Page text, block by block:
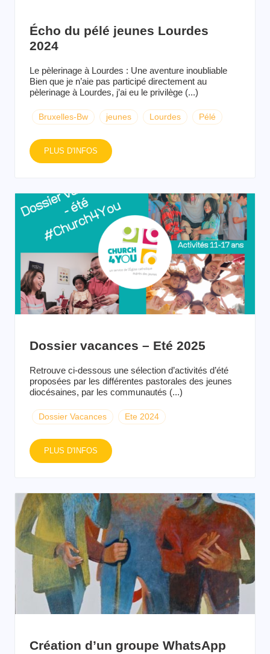
Écho du pélé jeunes Lourdes
2024
Le pèlerinage à Lourdes : Une aventure inoubliable
Bien que je n’aie pas participé directement au
pèlerinage à Lourdes, j’ai eu le privilège (...)
Bruxelles-Bw jeunes Lourdes Pélé
PLUS D'INFOS
Dossier vacances – Eté 2025
Retrouve ci-dessous une sélection d’activités d’été
proposées par les différentes pastorales des jeunes
diocésaines, par les communautés (...)
Dossier Vacances Ete 2024
PLUS D'INFOS
Création d’un groupe WhatsApp